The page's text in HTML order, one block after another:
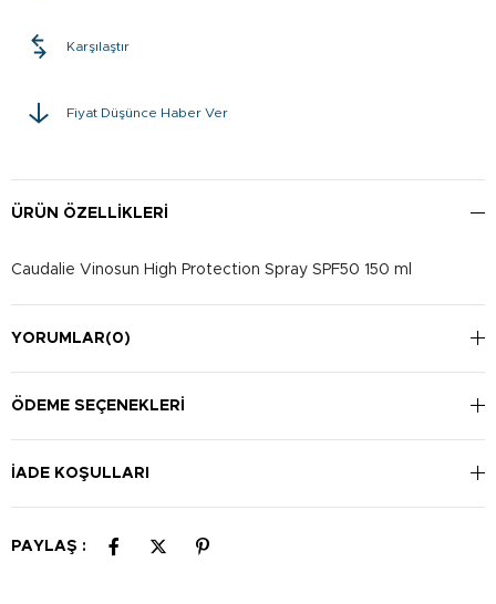
Karşılaştır
Fiyat Düşünce Haber Ver
ÜRÜN ÖZELLIKLERI
Caudalie Vinosun High Protection Spray SPF50 150 ml
YORUMLAR(0)
ÖDEME SEÇENEKLERI
İADE KOŞULLARI
PAYLAŞ :